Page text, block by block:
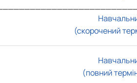
(скорочений
(повний